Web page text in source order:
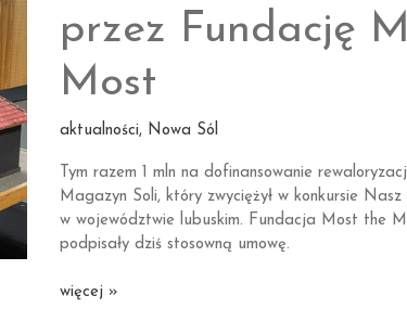
przez Fundację
Most
aktualności, Nowa Sól
Tym razem 1 mln na dofinansowanie
Magazyn Soli, który zwyciężył w konkursie
w województwie lubuskim. Fundacja Most the
podpisały dziś stosowną umowę.
To już
więcej »